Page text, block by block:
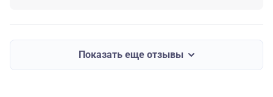
Показать еще отзывы